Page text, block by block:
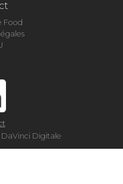
Food
Digitale